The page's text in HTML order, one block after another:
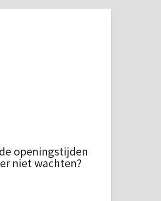
openingstijden
niet wachten?